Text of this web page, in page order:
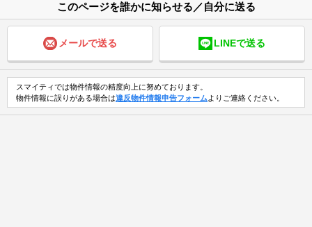
このページを誰かに知らせる／自分に送る
メールで送る LINEで送る
スマイティでは物件情報の精度向上に努めております。
物件情報に誤りがある場合は違反物件情報申告フォーム よりご連絡ください。